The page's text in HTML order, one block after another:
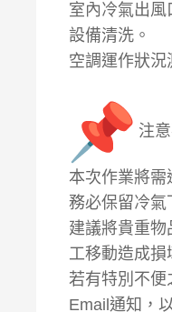
室內冷氣出風
設備清洗。
空調運作狀況
注
本次作業將
務必保留冷氣
建議將貴重
工移動造成損
若有特別不
Email通知，